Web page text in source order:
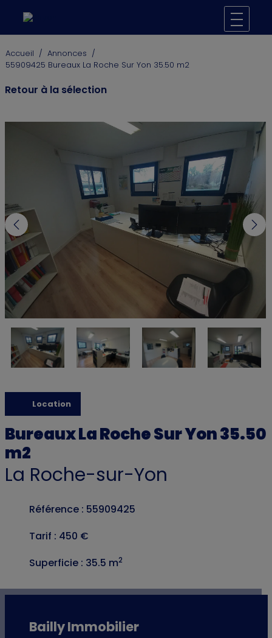
Accueil / Annonces /
55909425 Bureaux La Roche Sur Yon 35.50 m2
Retour à la sélection
Location
Bureaux La Roche Sur Yon 35.50
m2
La Roche-sur-Yon
Référence : 55909425
Tarif : 450 €
Superficie : 35.5 m2
Bailly Immobilier